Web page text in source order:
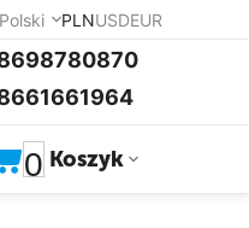
Polski PLNUSDEUR
0 Koszyk